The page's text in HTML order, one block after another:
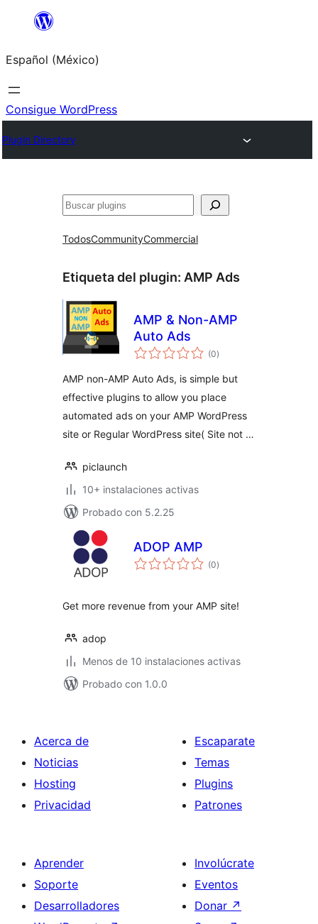
Saltar
contenido
Español (México)
Consigue WordPress
Plugin Directory
Buscar
TodosCommunityCommercial
Etiqueta del plugin: AMP Ads
AMP & Non-AMP
Auto Ads
(0total
de
)
AMP non-AMP Auto Ads, is simple but
effective plugins to allow you place
automated ads on your AMP WordPress
site or Regular WordPress site( Site not …
piclaunch
10+ instalaciones activas
Probado con 5.2.25
ADOP AMP
(0total
de
)
Get more revenue from your AMP site!
adop
Menos de 10 instalaciones activas
Probado con 1.0.0
Acerca de
Noticias
Hosting
Privacidad
Escaparate
Temas
Plugins
Patrones
Aprender
Soporte
Desarrolladores
Involúcrate
Eventos
Donar ↗